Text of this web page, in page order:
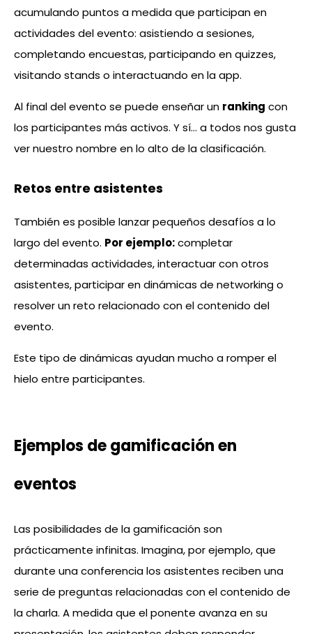
acumulando puntos a medida que participan en
actividades del evento: asistiendo a sesiones,
completando encuestas, participando en quizzes,
visitando stands o interactuando en la app.
Al final del evento se puede enseñar un ranking con
los participantes más activos. Y sí… a todos nos gusta
ver nuestro nombre en lo alto de la clasificación.
Retos entre asistentes
También es posible lanzar pequeños desafíos a lo
largo del evento. Por ejemplo:completar
determinadas actividades, interactuar con otros
asistentes, participar en dinámicas de networking o
resolver un reto relacionado con el contenido del
evento.
Este tipo de dinámicas ayudan mucho a romper el
hielo entre participantes.
Ejemplos de gamificación en
eventos
Las posibilidades de la gamificación son
prácticamente infinitas. Imagina, por ejemplo, que
durante una conferencia los asistentes reciben una
serie de preguntas relacionadas con el contenido de
la charla. A medida que el ponente avanza en su